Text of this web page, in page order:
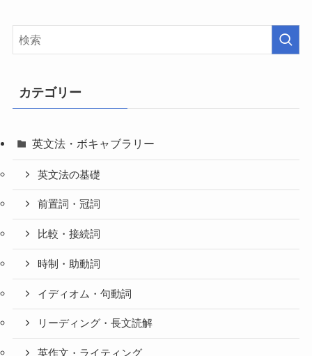
カテゴリー
英文法・ボキャブラリー
英文法の基礎
前置詞・冠詞
比較・接続詞
時制・助動詞
イディオム・句動詞
リーディング・長文読解
英作文・ライティング